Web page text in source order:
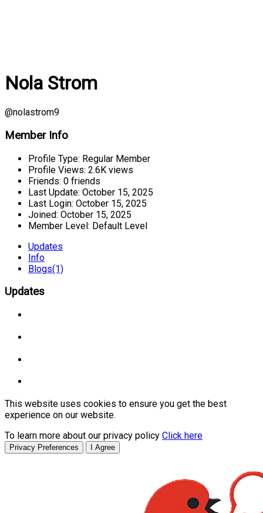
Nola Strom
@nolastrom9
Member Info
Profile Type: Regular Member
Profile Views: 2.6K views
Friends: 0 friends
Last Update: October 15, 2025
Last Login: October 15, 2025
Joined: October 15, 2025
Member Level: Default Level
Updates
Info
Blogs(1)
Updates
This website uses cookies to ensure you get the best
experience on our website.
To learn more about our privacy policy Click here
Privacy Preferences I Agree